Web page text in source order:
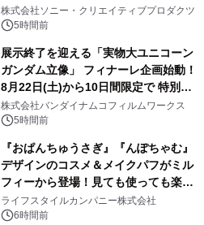
株式会社ソニー・クリエイティブプロダクツ
5時間前
展示終了を迎える「実物大ユニコーン
ガンダム立像」 フィナーレ企画始動！
8月22日(土)から10日間限定で 特別映
像『UNICORN GUNDAM Statue ―
BEYOND POSSIBILITY ―』を上映！
株式会社バンダイナムコフィルムワークス
5時間前
『おぱんちゅうさぎ』『んぽちゃむ』
デザインのコスメ＆メイクパフがミル
フィーから登場！見ても使っても楽し
い、ポップでキュートなコレクショ
ン。
ライフスタイルカンパニー株式会社
6時間前